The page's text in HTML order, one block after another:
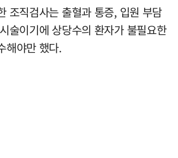
조직검사는 출혈과 통증, 입원 부담
술이기에 상당수의 환자가 불필요한
해야만 했다.